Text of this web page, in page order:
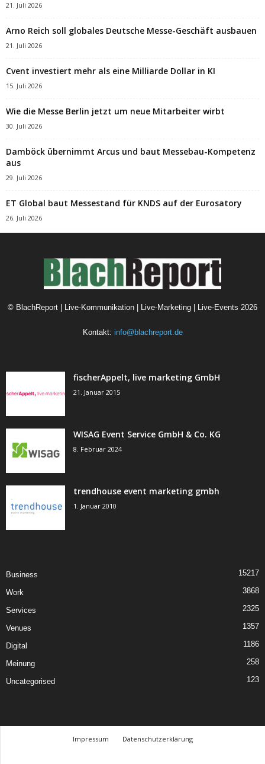
21. Juli 2026
Arno Reich soll globales Deutsche Messe-Geschäft ausbauen
21. Juli 2026
Cvent investiert mehr als eine Milliarde Dollar in KI
15. Juli 2026
Wie die Messe Berlin jetzt um neue Mitarbeiter wirbt
30. Juli 2026
Damböck übernimmt Arcus und baut Messebau-Kompetenz
aus
29. Juli 2026
ET Global baut Messestand für KNDS auf der Eurosatory
26. Juli 2026
© BlachReport | Live-Kommunikation | Live-Marketing | Live-Events 2026
Kontakt: info@blachreport.de
fischerAppelt, live marketing GmbH
21. Januar 2015
WISAG Event Service GmbH & Co. KG
8. Februar 2024
trendhouse event marketing gmbh
1. Januar 2010
Business 15217
Work 3868
Services 2325
Venues 1357
Digital 1186
Meinung 258
Uncategorised 123
Impressum
Datenschutzerklärung